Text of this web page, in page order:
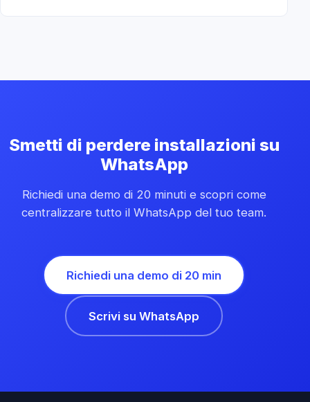
Smetti di perdere installazioni su
WhatsApp
Richiedi una demo di 20 minuti e scopri come
centralizzare tutto il WhatsApp del tuo team.
Richiedi una demo di 20 min
Scrivi su WhatsApp